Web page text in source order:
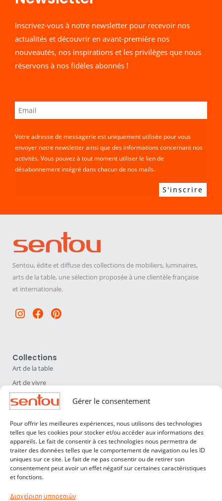
Gérer le consentement
Pour offrir les meilleures expériences, nous utilisons des technologies
telles que les cookies pour stocker et/ou accéder aux informations des
appareils. Le fait de consentir à ces technologies nous permettra de
traiter des données telles que le comportement de navigation ou les ID
uniques sur ce site. Le fait de ne pas consentir ou de retirer son
consentement peut avoir un effet négatif sur certaines caractéristiques
et fonctions.
Διαχείριση υπηρεσιών
Inscrivez-vous à notre newsletter pour recevoir nos
actualités et découvrir en avant-première nos
nouveautés, nos inspirations et les privilèges que nous
réservons à nos fidèles abonnés !
Votre adresse de messagerie est uniquement utilisée pour vous
envoyer notre newsletter ainsi que des informations concernant nos
activités. Vous pouvez à tout moment utiliser le lien de
désabonnement intégré dans chacun de nos mails.
Sentou, édite et diffuse des collections de mobiliers, luminaires,
arts de la table, une sélection proposée à une clientèle française
et internationale.
Instagram
Facebook
Pinterest
Collections
Art de la table
Art de vivre
Déco
Luminaires
Mobilier
Sentou
Qui sommes nous ?
Nos designers